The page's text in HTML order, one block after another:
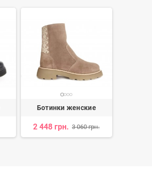
Ботинки женские
2 448 грн. 3 060 грн.